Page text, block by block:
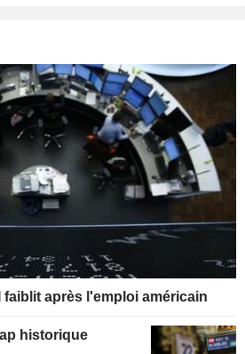
faiblit après l'emploi américain
historique